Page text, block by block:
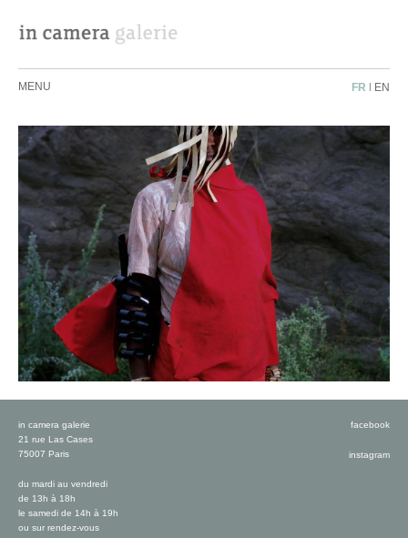
MENU FR | EN
in camera galerie
21 rue Las Cases
75007 Paris
du mardi au vendredi
de 13h à 18h
le samedi de 14h à 19h
ou sur rendez-vous
facebook
instagram